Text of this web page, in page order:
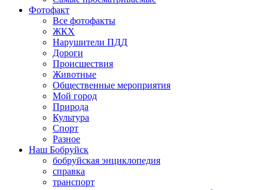
Фотофакт
Все фотофакты
ЖКХ
Нарушители ПДД
Дороги
Происшествия
Животные
Общественные мероприятия
Мой город
Природа
Культура
Спорт
Разное
Наш Бобруйск
бобруйская энциклопедия
справка
транспорт